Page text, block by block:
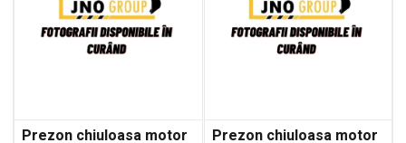
Prezon chiuloasa motor Prezon chiuloasa motor